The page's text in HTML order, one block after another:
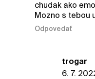
chudak ako
Mozno s tebou
Odpovedať
trogar
6. 7.